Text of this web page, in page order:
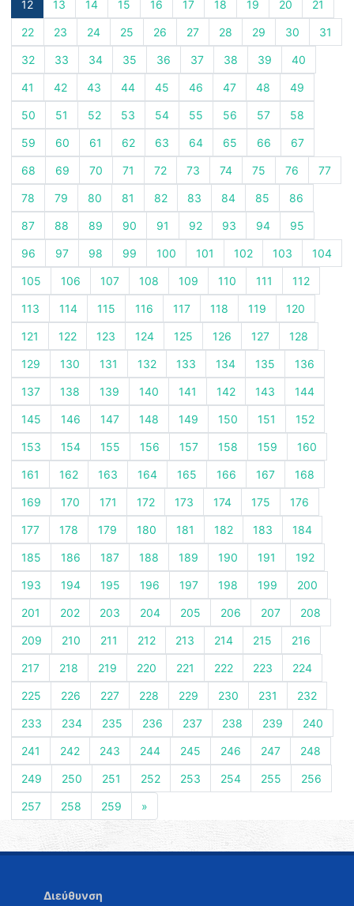
12 13 14 15 16 17 18 19 20 21
22 23 24 25 26 27 28 29 30 31
32 33 34 35 36 37 38 39 40
41 42 43 44 45 46 47 48 49
50 51 52 53 54 55 56 57 58
59 60 61 62 63 64 65 66 67
68 69 70 71 72 73 74 75 76 77
78 79 80 81 82 83 84 85 86
87 88 89 90 91 92 93 94 95
96 97 98 99 100 101 102 103 104
105 106 107 108 109 110 111 112
113 114 115 116 117 118 119 120
121 122 123 124 125 126 127 128
129 130 131 132 133 134 135 136
137 138 139 140 141 142 143 144
145 146 147 148 149 150 151 152
153 154 155 156 157 158 159 160
161 162 163 164 165 166 167 168
169 170 171 172 173 174 175 176
177 178 179 180 181 182 183 184
185 186 187 188 189 190 191 192
193 194 195 196 197 198 199 200
201 202 203 204 205 206 207 208
209 210 211 212 213 214 215 216
217 218 219 220 221 222 223 224
225 226 227 228 229 230 231 232
233 234 235 236 237 238 239 240
241 242 243 244 245 246 247 248
249 250 251 252 253 254 255 256
257 258 259 »
Διεύθυνση